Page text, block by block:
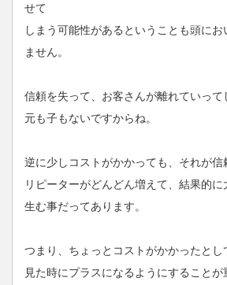
せて
しまう可能性があるということも頭に
ません。
信頼を失って、お客さんが離れていって
元も子もないですからね。
逆に少しコストがかかっても、それが信
リピーターがどんどん増えて、結果的に
生む事だってあります。
つまり、ちょっとコストがかかったとし
見た時にプラスになるようにすることが